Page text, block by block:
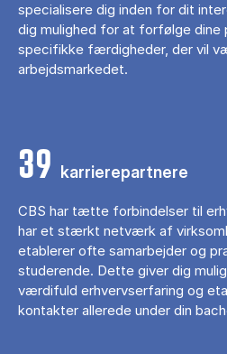
specialisere dig inden for dit
dig mulighed for at forfølge dine
specifikke færdigheder, der vil
arbejdsmarkedet.
39 karrierepartnere
CBS har tætte forbindelser til
har et stærkt netværk af
etablerer ofte samarbejder og
studerende. Dette giver dig
værdifuld erhvervserfaring og
kontakter allerede under din